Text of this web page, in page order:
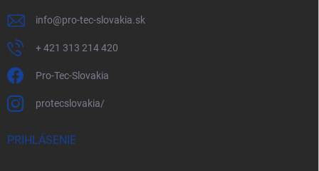
info@pro-tec-slovakia.sk
+ 421 313 214 420
Pro-Tec-Slovakia
protecslovakia/
PRIHLÁSENIE